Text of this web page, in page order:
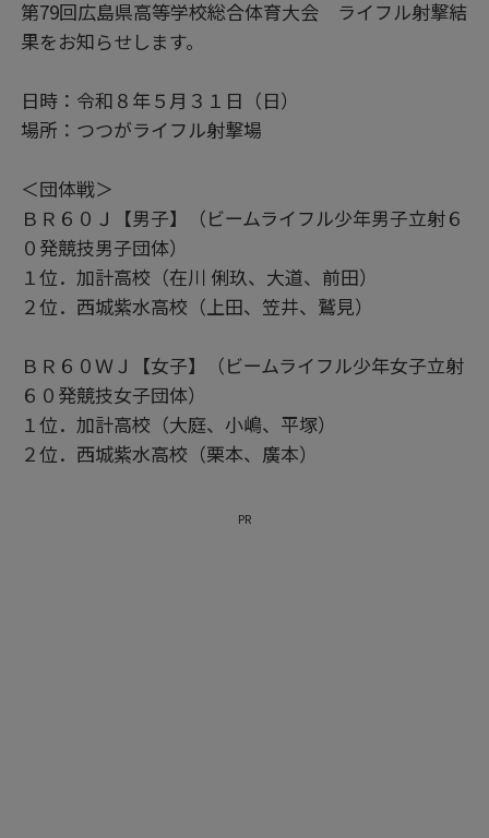
第79回広島県高等学校総合体育大会 ライフル射撃結
果をお知らせします。
日時：令和８年５月３１日（日）
場所：つつがライフル射撃場
＜団体戦＞
ＢＲ６０Ｊ【男子】（ビームライフル少年男子立射６
０発競技男子団体）
１位．加計高校（在川 俐玖、大道、前田）
２位．西城紫水高校（上田、笠井、鷲見）
ＢＲ６０ＷＪ【女子】（ビームライフル少年女子立射
６０発競技女子団体）
１位．加計高校（大庭、小嶋、平塚）
２位．西城紫水高校（栗本、廣本）
PR